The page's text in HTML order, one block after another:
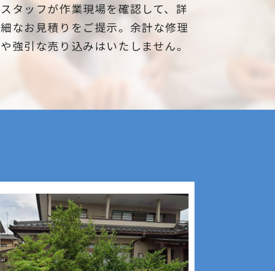
スタッフが作業現場を確認して、詳
細なお見積りをご提示。余計な修理
や強引な売り込みはいたしません。